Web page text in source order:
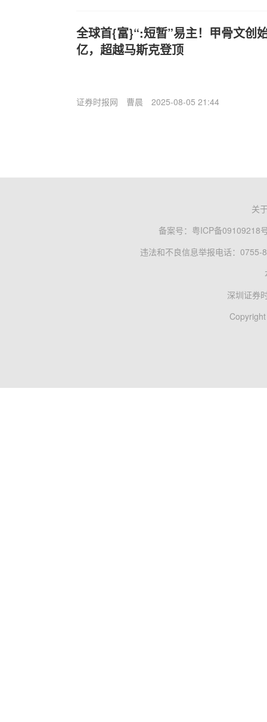
全球首{富}“:短暂”易主！甲骨文创
亿，超越马斯克登顶
证券时报网 曹晨 2025-08-05 21:44
关
备案号： 粤ICP备09109218
违法和不良信息举报电话：0755-
深圳证券